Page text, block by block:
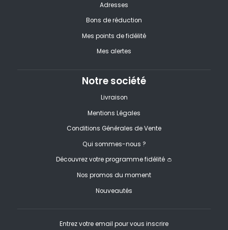
Adresses
Bons de réduction
Mes points de fidélité
Mes alertes
Notre société
Livraison
Mentions Légales
Conditions Générales de Vente
Qui sommes-nous ?
Découvrez votre programme fidélité 👛
Nos promos du moment
Nouveautés
Entrez votre email pour vous inscrire